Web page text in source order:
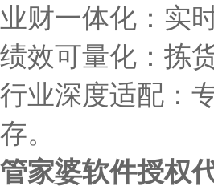
业财一体化：实
绩效可量化：拣
行业深度适配：
存。
管家婆软件授权